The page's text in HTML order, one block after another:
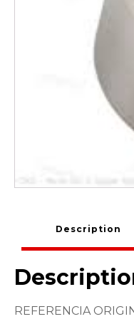
Description
REFERENCIA